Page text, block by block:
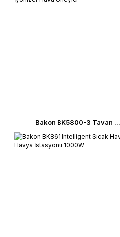
Bakon BK5800-3 Tavan ...